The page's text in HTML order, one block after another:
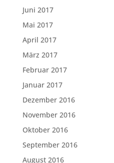
Juni 2017
Mai 2017
April 2017
März 2017
Februar 2017
Januar 2017
Dezember 2016
November 2016
Oktober 2016
September 2016
August 2016